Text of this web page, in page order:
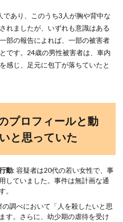
あり、このうち3人が胸や背中な
れましたが、いずれも意識はある
部の報告によれば、一部の被害者
です。24歳の男性被害者は、車内
感じ、足元に包丁が落ちていたと
プロフィールと動
と思っていた
動: 容疑者は20代の若い女性で、事
していました。事件は無計画な通
。
の調べにおいて「人を殺したいと思
す。さらに、幼少期の虐待を受け